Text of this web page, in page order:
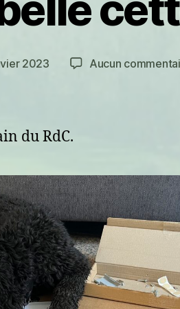
2023 Aucun
du RdC.